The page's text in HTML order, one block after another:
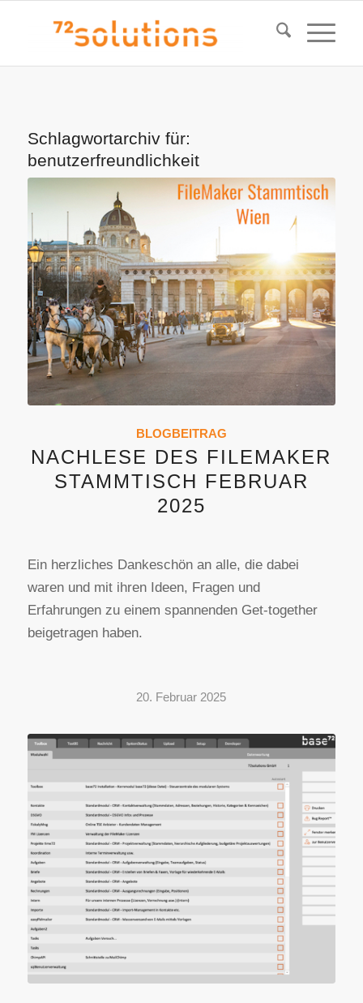
Schlagwortarchiv für:
benutzerfreundlichkeit
BLOGBEITRAG
NACHLESE DES FILEMAKER
STAMMTISCH FEBRUAR
2025
Ein herzliches Dankeschön an alle, die dabei
waren und mit ihren Ideen, Fragen und
Erfahrungen zu einem spannenden Get-together
beigetragen haben.
20. Februar 2025